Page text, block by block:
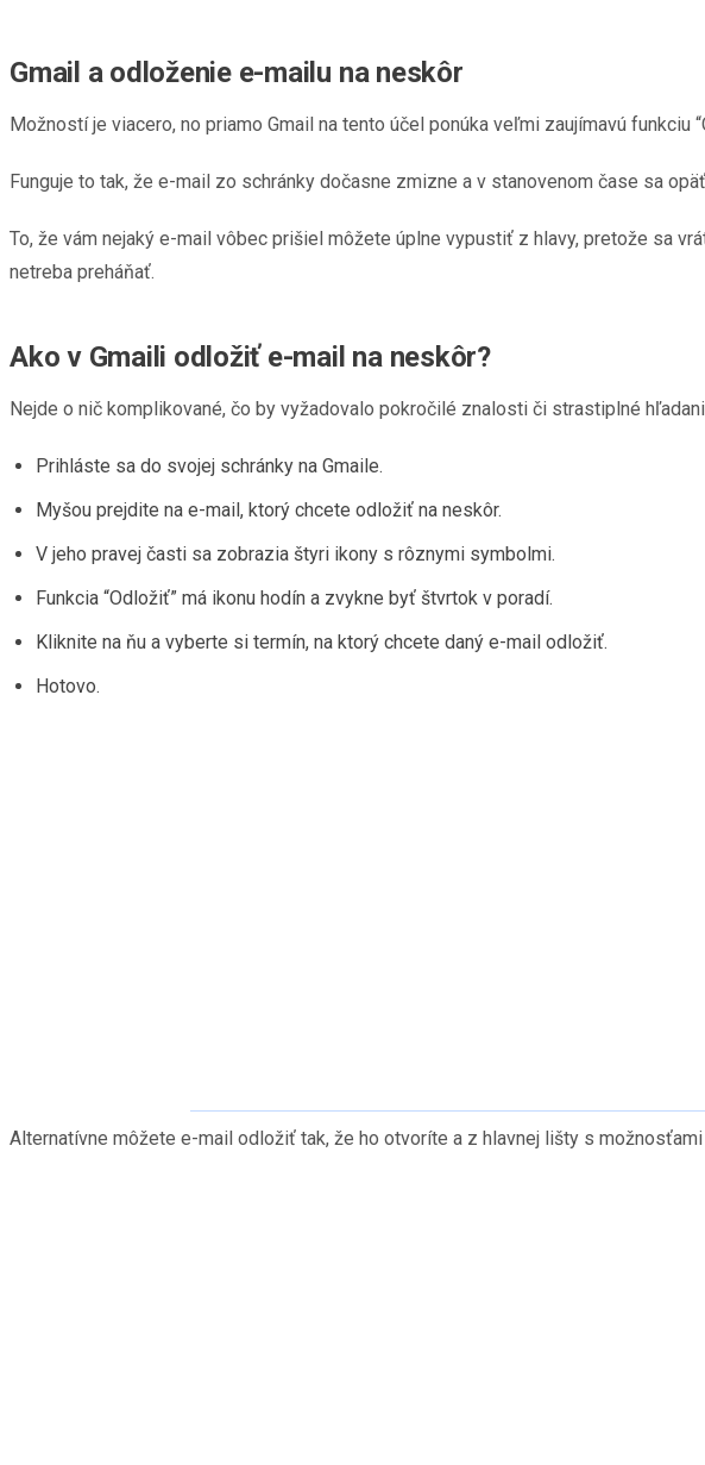
Gmail a odloženie e-mailu na neskôr
Možností je viacero, no priamo Gmail na tento účel ponúka veľmi zaujímavú
Funguje to tak, že e-mail zo schránky dočasne zmizne a v stanovenom čase sa
To, že vám nejaký e-mail vôbec prišiel môžete úplne vypustiť z hlavy, pretože sa
netreba preháňať.
Ako v Gmaili odložiť e-mail na neskôr?
Nejde o nič komplikované, čo by vyžadovalo pokročilé znalosti či strastiplné
Prihláste sa do svojej schránky na Gmaile.
Myšou prejdite na e-mail, ktorý chcete odložiť na neskôr.
V jeho pravej časti sa zobrazia štyri ikony s rôznymi symbolmi.
Funkcia “Odložiť” má ikonu hodín a zvykne byť štvrtok v poradí.
Kliknite na ňu a vyberte si termín, na ktorý chcete daný e-mail odložiť.
Hotovo.
Alternatívne môžete e-mail odložiť tak, že ho otvoríte a z hlavnej lišty s